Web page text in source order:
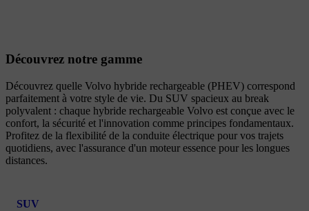
Découvrez notre gamme
Découvrez quelle Volvo hybride rechargeable (PHEV) correspond
parfaitement à votre style de vie. Du SUV spacieux au break
polyvalent : chaque hybride rechargeable Volvo est conçue avec le
confort, la sécurité et l'innovation comme principes fondamentaux.
Profitez de la flexibilité de la conduite électrique pour vos trajets
quotidiens, avec l'assurance d'un moteur essence pour les longues
distances.
SUV